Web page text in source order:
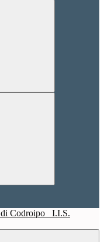
I.I.S.